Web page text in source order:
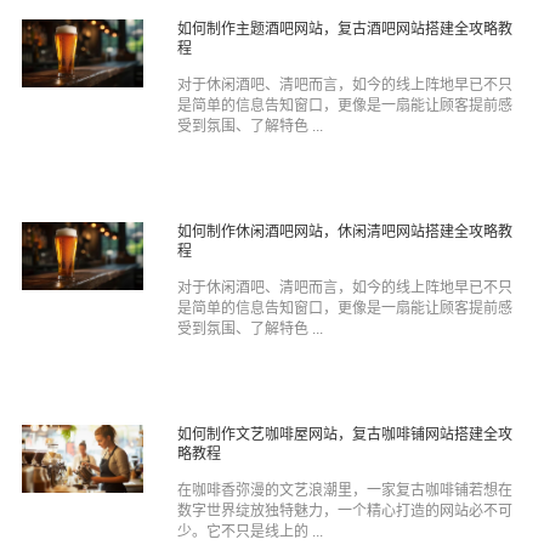
如何制作主题酒吧网站，复古酒吧网站搭建全攻略教
程
对于休闲酒吧、清吧而言，如今的线上阵地早已不只
是简单的信息告知窗口，更像是一扇能让顾客提前感
受到氛围、了解特色 ...
如何制作休闲酒吧网站，休闲清吧网站搭建全攻略教
程
对于休闲酒吧、清吧而言，如今的线上阵地早已不只
是简单的信息告知窗口，更像是一扇能让顾客提前感
受到氛围、了解特色 ...
如何制作文艺咖啡屋网站，复古咖啡铺网站搭建全攻
略教程
在咖啡香弥漫的文艺浪潮里，一家复古咖啡铺若想在
数字世界绽放独特魅力，一个精心打造的网站必不可
少。它不只是线上的 ...